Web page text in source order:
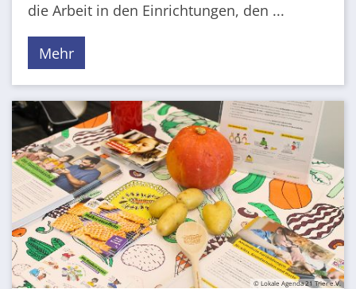
die Arbeit in den Einrichtungen, den ...
Mehr
© Lokale Agenda 21 Trier e.V.